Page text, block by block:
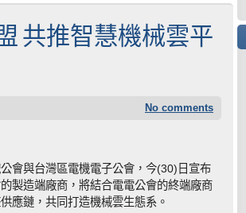
共推智慧機械雲平
No comments
會與台灣區電機電子公會，今(30)日宣布
製造端廠商，將結合電電公會的終端廠商
應鏈，共同打造機械雲生態系。